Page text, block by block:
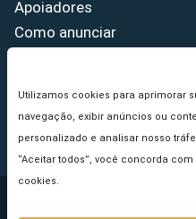
Utilizamos cookies para aprimorar
navegação, exibir anúncios ou
personalizado e analisar nosso
“Aceitar todos”, você concorda
cookies.
Apoiadores
Como anunciar
Princípios Editoriais
Copyright © 2026 -